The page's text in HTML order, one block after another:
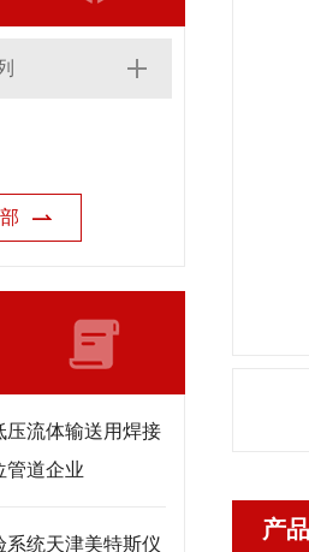
压流体输送用焊接
管道企业
系统天津美特斯仪
产